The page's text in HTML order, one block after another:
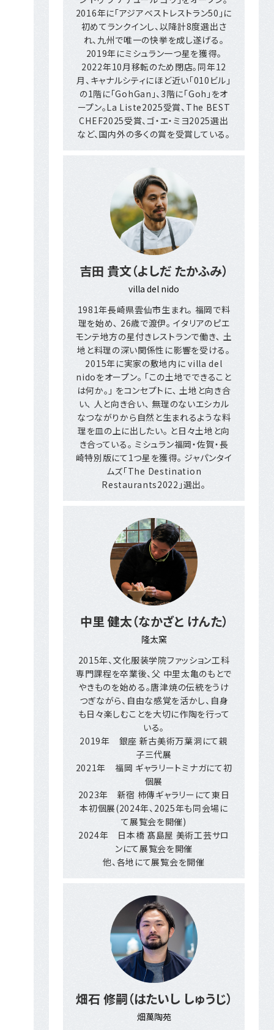
2016年に「アジアベストレストラン50」に
初めてランクインし、以降計8度選出さ
れ、九州で唯一の快挙を成し遂げる。
2019年にミシュラン一つ星を獲得。
2022年10月移転のため閉店。同年12
月、キャナルシティにほど近い「010ビル」
の1階に「GohGan」、3階に「Goh」をオ
ープン。La Liste2025受賞、The BEST
CHEF2025受賞、ゴ・エ・ミヨ2025選出
など、国内外の多くの賞を受賞している。
吉田 貴文（よしだ たかふみ）
villa del nido
1981年長崎県雲仙市生まれ｡ 福岡で料
理を始め､ 26歳で渡伊｡ イタリアのピエ
モンテ地方の星付きレストランで働き､ 土
地と料理の深い関係性に影響を受ける｡
2015年に実家の敷地内に villa del
nidoをオープン｡ ｢この土地でできること
は何か｡｣ をコンセプトに､ 土地と向き合
い､ 人と向き合い､ 無理のないエシカル
なつながりから自然と生まれるような料
理を皿の上に出したい｡ と日々土地と向
き合っている｡ ミシュラン福岡・佐賀・長
崎特別版にて1つ星を獲得｡ ジャパンタイ
ムズ「The Destination
Restaurants2022」選出｡
中里 健太（なかざと けんた）
隆太窯
2015年、文化服装学院ファッション工科
専門課程を卒業後、父 中里太亀のもとで
やきものを始める。唐津焼の伝統をうけ
つぎながら、自由な感覚を活かし、自身
も日々楽しむことを大切に作陶を行って
いる。
2019年 銀座 新古美術万葉洞にて親
子三代展
2021年 福岡 ギャラリートミナガにて初
個展
2023年 新宿 柿傳ギャラリーにて東日
本初個展(2024年、2025年も同会場に
て展覧会を開催)
2024年 日本橋 髙島屋 美術工芸サロ
ンにて展覧会を開催
他、各地にて展覧会を開催
畑石 修嗣（はたいし しゅうじ）
畑萬陶苑